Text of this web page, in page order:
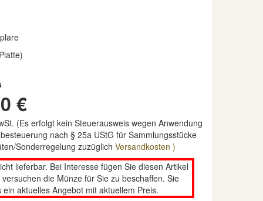
€
(Es erfolgt kein Steuerausweis wegen Anwendung
nach § 25a UStG für Sammlungsstücke
Sonderregelung zuzüglich Versandkosten )
lieferbar. Bei Interesse fügen Sie diesen Artikel
die Münze für Sie zu beschaffen. Sie
aktuelles Angebot mit aktuellem Preis.